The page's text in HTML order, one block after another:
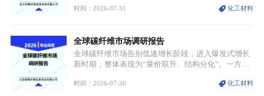
用价值难以被替代。依托理化优势，镍被全球主要经
型为新能源核心战略矿产，全球产业形成“印尼掌控
资源与产能、中国主导消费与技术、工艺向低碳湿法
迭代、再生镍加速补位”的全新格局。
时间：2026-07-31 化工材料
全球碳纤维市场调研报告
全球碳纤维市场告别低速增长阶段，进入爆发式增长
新时期，整体表现为“量价双升、结构分化”。一方面
持续扩张；另一方面产品、需求、应用场景呈现明显
时间：2026-07-30 化工材料